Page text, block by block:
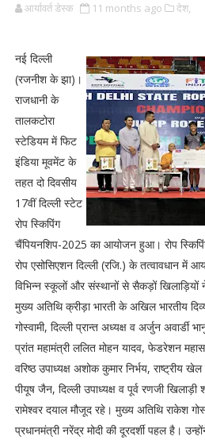
आर्यावर्त डेस्क 11 months ago देश,
नई दिल्ली
(रजनीश के झा)।
राजधानी के
तालकटोरा
स्टेडियम में फिट
इंडिया मूवमेंट के
तहत दो दिवसीय
17वीं दिल्ली स्टेट
रोप स्किपिंग
चैंपियनशिप-2025 का आयोजन हुआ। रोप
रोप एसोसिएशन दिल्ली (रजि.) के तत्वावधान में
विभिन्न स्कूलों और संस्थानों से सैकड़ों खिलाड़ियों
मुख्य अतिथि क्रीड़ा भारती के अखिल भारतीय
गोस्वामी, दिल्ली प्रान्त अध्यक्ष व अर्जुन अवार्डी
प्रांत महामंत्री ललित मोहन यादव, फेडरेशन
वरिष्ठ उपाध्यक्ष अशोक कुमार निर्भय, राष्ट्रीय
पीयूष जैन, दिल्ली उपाध्यक्ष व पूर्व रणजी
रामेश्वर दयाल मौजूद रहे। मुख्य अतिथि राकेश
प्रधानमंत्री नरेंद्र मोदी की दूरदर्शी पहल है।